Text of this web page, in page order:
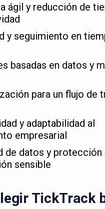
ágil y reducción de
y seguimiento en
basadas en datos y
para un flujo de
y adaptabilidad al
empresarial
de datos y protección
sensible
TickTrack